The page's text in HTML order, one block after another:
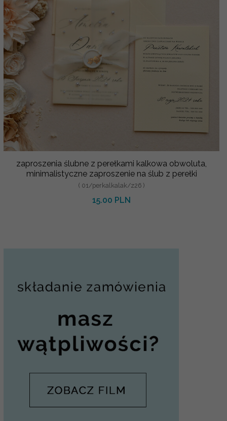
zaproszenia ślubne z perełkami kalkowa obwoluta,
minimalistyczne zaproszenie na ślub z perełki
( 01/perkalkalak/z26 )
15.00 PLN